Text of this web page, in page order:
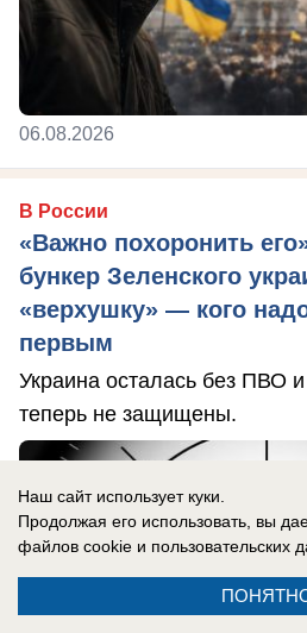
06.08.2026
В России
«Важно похоронить
бункер Зеленского
«верхушку» — кого
первым
Украина осталась без ПВО
теперь не защищены.
Наш сайт использует куки.
Продолжая его использовать, вы
файлов cookie и пользовательских